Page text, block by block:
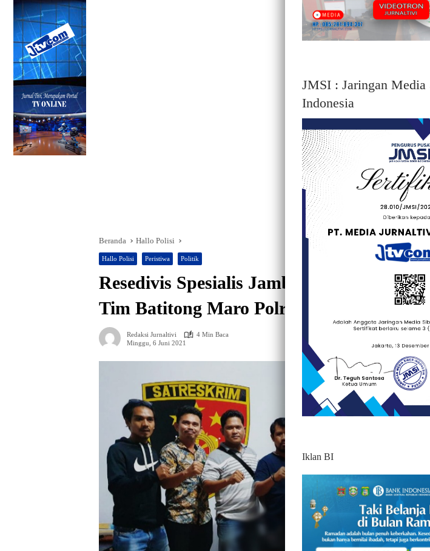
Beranda Hallo Polisi
Hallo Polisi Peristiwa Politik
Resedivis Spesialis Jambret HP, Kembali
Tim Batitong Maro Polres Tana Toraja
Redaksi Jurnaltivi
4 Min Baca
Minggu, 6 Juni 2021
JMSI : Jaringan Media
Indonesia
Iklan BI